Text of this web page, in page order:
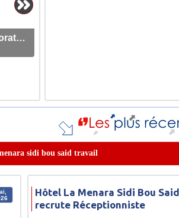
Industrie Multinational recrute des Collaborateurs
sidi bou said travail
Hôtel La Menara Sidi Bou Said
recrute Réceptionniste